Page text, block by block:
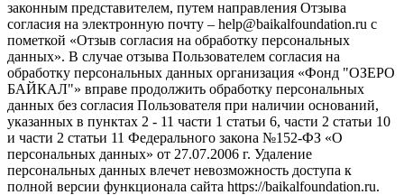
законным представителем, путем направления Отзыва
согласия на электронную почту – help@baikalfoundation.ru с
пометкой «Отзыв согласия на обработку персональных
данных». В случае отзыва Пользователем согласия на
обработку персональных данных организация «Фонд "ОЗЕРО
БАЙКАЛ"» вправе продолжить обработку персональных
данных без согласия Пользователя при наличии оснований,
указанных в пунктах 2 - 11 части 1 статьи 6, части 2 статьи 10
и части 2 статьи 11 Федерального закона №152-ФЗ «О
персональных данных» от 27.07.2006 г. Удаление
персональных данных влечет невозможность доступа к
полной версии функционала сайта https://baikalfoundation.ru.